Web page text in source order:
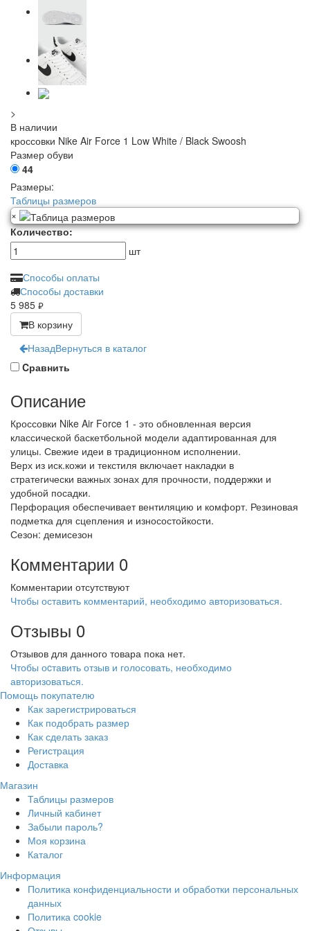
>
В наличии
кроссовки Nike Air Force 1 Low White / Black Swoosh
Размер обуви
44
Размеры:
Таблицы размеров
×
Количество:
шт
Способы оплаты
Способы доставки
5 985 руб.
В корзину
НазадВернуться в каталог
Cравнить
Описание
Кроссовки Nike Air Force 1 - это обновленная версия
классической баскетбольной модели адаптированная для
улицы. Свежие идеи в традиционном исполнении.
Верх из иск.кожи и текстиля включает накладки в
стратегически важных зонах для прочности, поддержки и
удобной посадки.
Перфорация обеспечивает вентиляцию и комфорт. Резиновая
подметка для сцепления и износостойкости.
Сезон: демисезон
Комментарии 0
Комментарии отсутствуют
Чтобы оставить комментарий, необходимо авторизоваться.
Отзывы 0
Отзывов для данного товара пока нет.
Чтобы оcтавить отзыв и голосовать, необходимо
авторизоваться.
Помощь покупателю
Как зарегистрироваться
Как подобрать размер
Как сделать заказ
Регистрация
Доставка
Магазин
Таблицы размеров
Личный кабинет
Забыли пароль?
Моя корзина
Каталог
Информация
Политика конфиденциальности и обработки персональных
данных
Политика cookie